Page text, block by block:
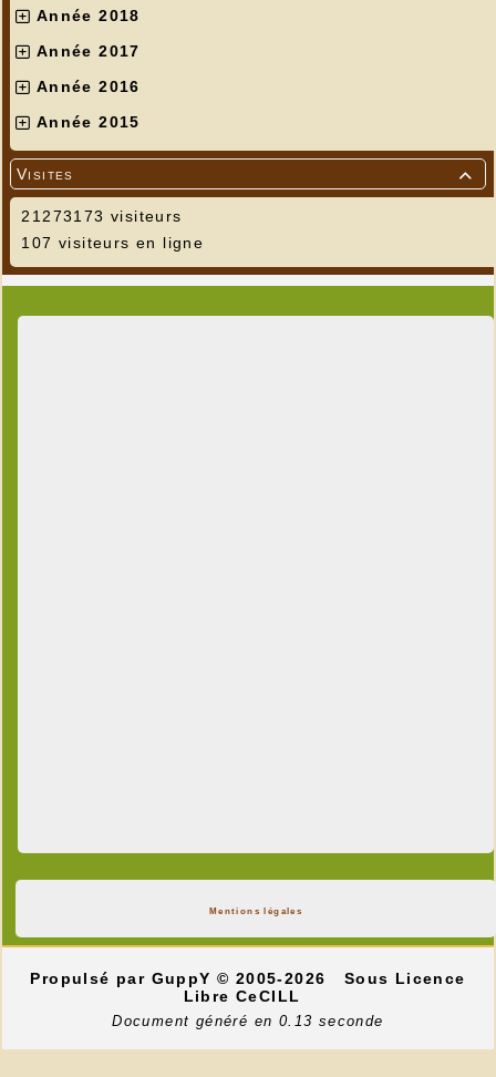
Année 2018
Année 2017
Année 2016
Année 2015

Visites
21273173 visiteurs
107 visiteurs en ligne
Mentions légales
Propulsé par GuppY© 2005-2026
Sous Licence
Libre CeCILL
Document généré en 0.13 seconde